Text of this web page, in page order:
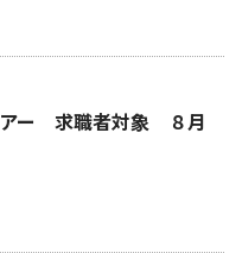
アー 求職者対象 ８月